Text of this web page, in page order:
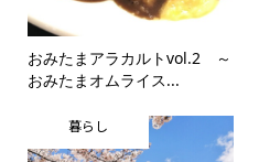
おみたまアラカルトvol.2 ～
おみたまオムライス...
暮らし